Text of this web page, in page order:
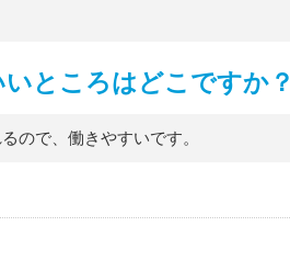
ところはどこですか？
ので、働きやすいです。